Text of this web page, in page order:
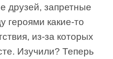
друзей, запретные
героями какие-то
из-за которых
Изучили? Теперь